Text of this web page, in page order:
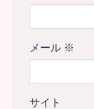
メール ※
サイト